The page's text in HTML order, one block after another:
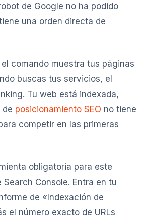
de Google no ha podido
una orden directa de
comando muestra tus páginas
buscas tus servicios, el
Tu web está indexada,
de posicionamiento SEO no tiene
competir en las primeras
obligatoria para este
Search Console. Entra en tu
de «Indexación de
el número exacto de URLs